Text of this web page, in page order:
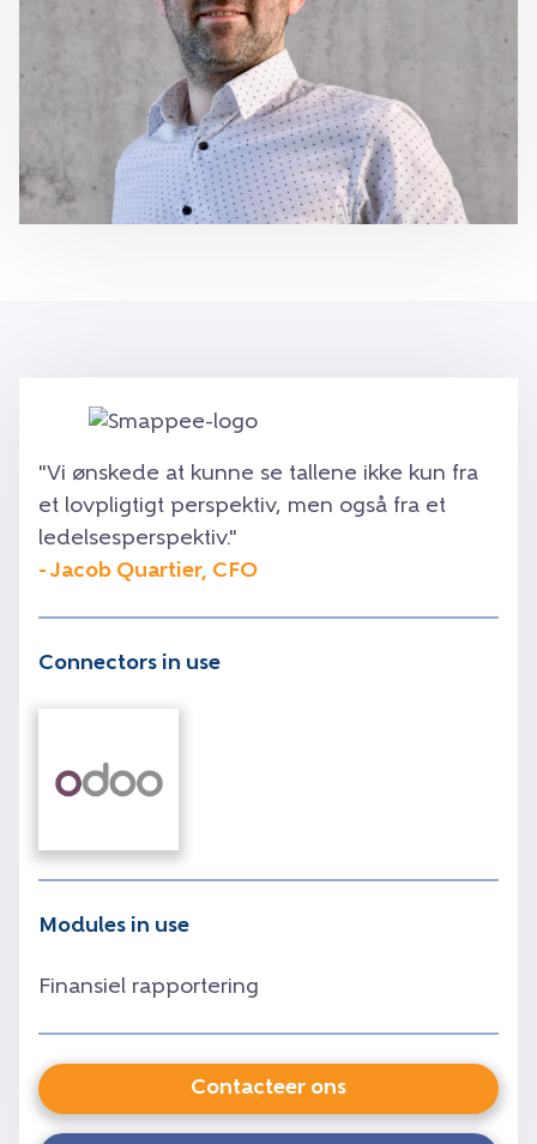
"Vi ønskede at kunne se tallene ikke kun fra
et lovpligtigt perspektiv, men også fra et
ledelsesperspektiv."
- Jacob Quartier, CFO
Connectors in use
Modules in use
Finansiel rapportering
Contacteer ons